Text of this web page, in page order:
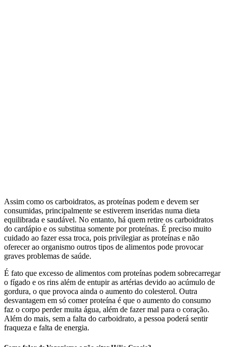
Assim como os carboidratos, as proteínas podem e devem ser
consumidas, principalmente se estiverem inseridas numa dieta
equilibrada e saudável. No entanto, há quem retire os carboidratos
do cardápio e os substitua somente por proteínas. É preciso muito
cuidado ao fazer essa troca, pois privilegiar as proteínas e não
oferecer ao organismo outros tipos de alimentos pode provocar
graves problemas de saúde.
É fato que excesso de alimentos com proteínas podem sobrecarregar
o fígado e os rins além de entupir as artérias devido ao acúmulo de
gordura, o que provoca ainda o aumento do colesterol. Outra
desvantagem em só comer proteína é que o aumento do consumo
faz o corpo perder muita água, além de fazer mal para o coração.
Além do mais, sem a falta do carboidrato, a pessoa poderá sentir
fraqueza e falta de energia.